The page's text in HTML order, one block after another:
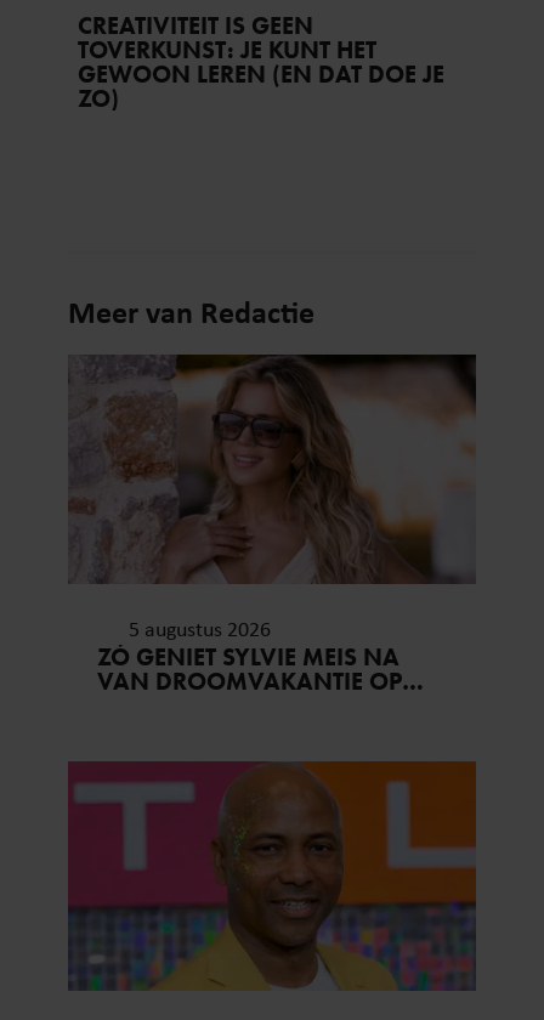
CREATIVITEIT IS GEEN
TOVERKUNST: JE KUNT HET
GEWOON LEREN (EN DAT DOE JE
ZO)
Meer van Redactie
5 augustus 2026
ZÓ GENIET SYLVIE MEIS NA
VAN DROOMVAKANTIE OP